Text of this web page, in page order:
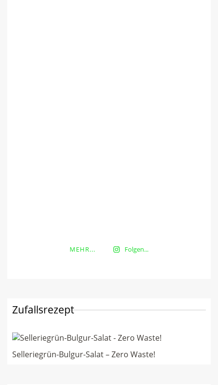
MEHR... Folgen...
Zufallsrezept
Selleriegrün-Bulgur-Salat – Zero Waste!